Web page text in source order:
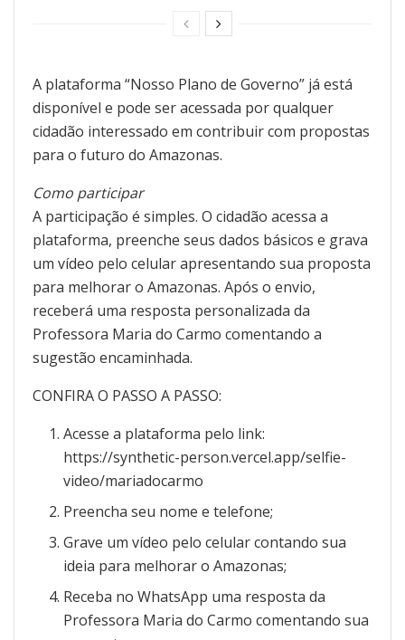
A plataforma “Nosso Plano de Governo” já está
disponível e pode ser acessada por qualquer
cidadão interessado em contribuir com propostas
para o futuro do Amazonas.
Como participar
A participação é simples. O cidadão acessa a
plataforma, preenche seus dados básicos e grava
um vídeo pelo celular apresentando sua proposta
para melhorar o Amazonas. Após o envio,
receberá uma resposta personalizada da
Professora Maria do Carmo comentando a
sugestão encaminhada.
CONFIRA O PASSO A PASSO:
Acesse a plataforma pelo link:
https://synthetic-person.vercel.app/selfie-
video/mariadocarmo
Preencha seu nome e telefone;
Grave um vídeo pelo celular contando sua
ideia para melhorar o Amazonas;
Receba no WhatsApp uma resposta da
Professora Maria do Carmo comentando sua